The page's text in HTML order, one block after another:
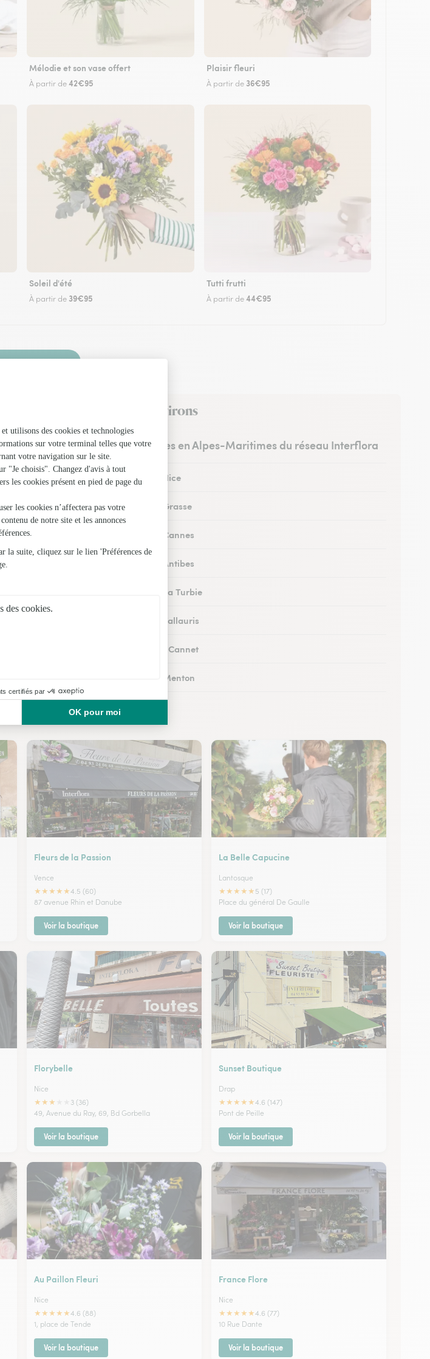
Mélodie et son vase offert
À partir de42€95
Plaisir fleuri
À partir de 36€95
Soleil d'été
À partir de 39€95
Tutti frutti
À partir de44€95
livrer des fleurs
à Toudon et dans ses environs
Les fleuristes en Alpes-Maritimes du réseau Interflora
Fleuristes à Nice
Fleuristes à Grasse
Fleuristes à Cannes
Fleuristes à Antibes
Fleuristes à La Turbie
Fleuristes à Vallauris
Fleuristes au Cannet
Fleuristes à Menton
à Toudon
Fleurs de la Passion
Vence
★★★★★4.5 (60)
87 avenue Rhin et Danube
Voir la boutique
La Belle Capucine
Lantosque
★★★★★ 5 (17)
Place du général De Gaulle
Voir la boutique
Florybelle
Nice
★★★
3 (36)
49, Avenue du Ray, 69, Bd Gorbella
Voir la boutique
Sunset Boutique
Drap
★★★★★4.6 (147)
Pont de Peille
Voir la boutique
Au Paillon Fleuri
Nice
★★★★★4.6 (88)
1, place de Tende
Voir la boutique
France Flore
Nice
★★★★★4.6 (77)
10 Rue Dante
Voir la boutique